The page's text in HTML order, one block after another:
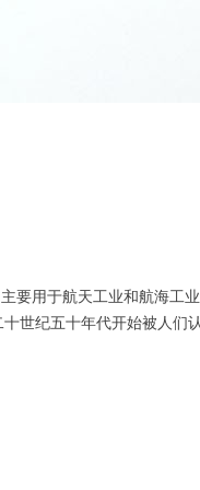
要用于航天工业和航海工
世纪五十年代开始被人们